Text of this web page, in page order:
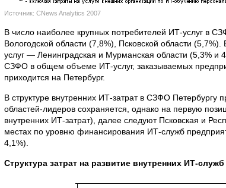
Источник: CNews Analytics 2007
В число наиболее крупных потребителей ИТ-услуг в
Вологодской области (7,8%), Псковской области
услуг — Ленинградская и Мурманская области (5,3% и
СЗФО в общем объеме ИТ-услуг, заказываемых
приходится на Петербург.
В структуре внутренних ИТ-затрат в СЗФО
областей-лидеров сохраняется, однако на первую
внутренних ИТ-затрат), далее следуют Псковская и
местах по уровню финансирования ИТ-служб
4,1%).
Структура затрат на развитие внутренних ИТ-